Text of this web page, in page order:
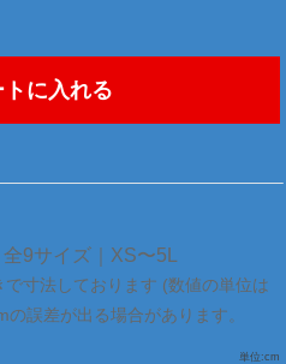
トに入れる
9サイズ｜XS〜5L
寸法しております (数値の単位は
誤差が出る場合があります。
単位:cm